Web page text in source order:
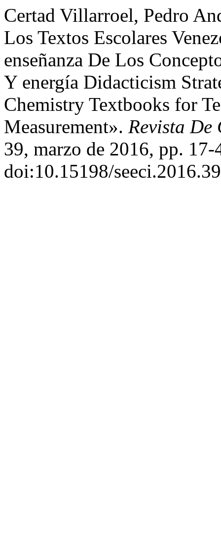
Certad Villarroel, Pedro
Los Textos Escolares
enseñanza De Los
Y energía Didacticism
Chemistry Textbooks for
Measurement». Revista De
39, marzo de 2016, pp. 17-
doi:10.15198/